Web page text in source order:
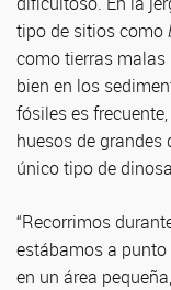
tipo de sitios como
como tierras
bien en los
fósiles es
huesos de grandes
único tipo de
“Recorrimos
estábamos a
en un área